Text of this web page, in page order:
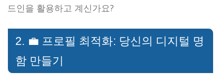
드인을 활용하고 계신가요?
2. 💼 프로필 최적화: 당신의 디지털 명
함 만들기